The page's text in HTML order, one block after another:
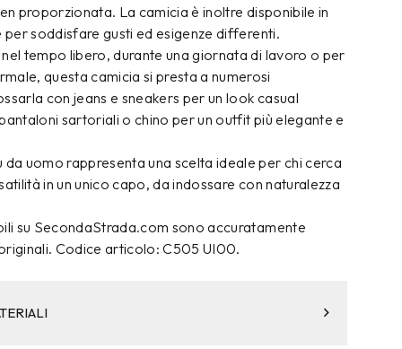
proporzionata. La camicia è inoltre disponibile in
soddisfare gusti ed esigenze differenti.
tempo libero, durante una giornata di lavoro o per
questa camicia si presta a numerosi
con jeans e sneakers per un look casual
sartoriali o chino per un outfit più elegante e
da uomo rappresenta una scelta ideale per chi cerca
in un unico capo, da indossare con naturalezza
su SecondaStrada.com sono accuratamente
Codice articolo: C505 UI00.